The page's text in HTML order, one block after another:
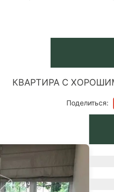
КВАРТИРА С
Поделиться: